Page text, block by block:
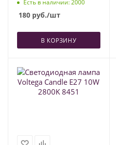
Есть в наличии: 2000
180 руб./шт
В КОРЗИНУ